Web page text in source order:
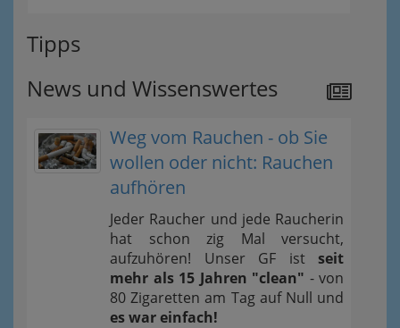
Tipps
News und Wissenswertes
Weg vom Rauchen - ob Sie
wollen oder nicht: Rauchen
aufhören
Jeder Raucher und jede Raucherin
hat schon zig Mal versucht,
aufzuhören! Unser GF ist seit
mehr als 15 Jahren "clean" - von
80 Zigaretten am Tag auf Null und
es war einfach!